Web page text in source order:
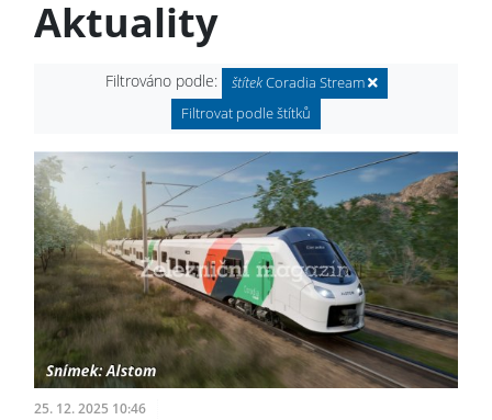
Aktuality
Filtrováno podle: štítekCoradia Stream
Filtrovat podle štítků
25. 12. 2025 10:46